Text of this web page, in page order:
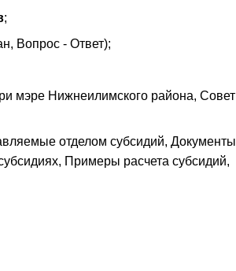
;
Вопрос - Ответ);
мэре Нижнеилимского района, Совет
отделом субсидий, Документы
Примеры расчета субсидий,